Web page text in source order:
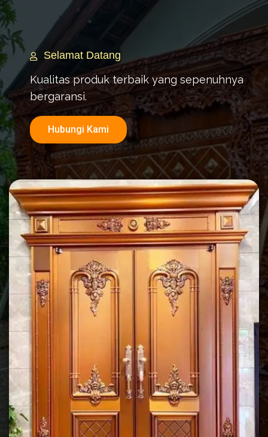
Selamat Datang
Kualitas produk terbaik yang sepenuhnya
bergaransi.
Hubungi Kami